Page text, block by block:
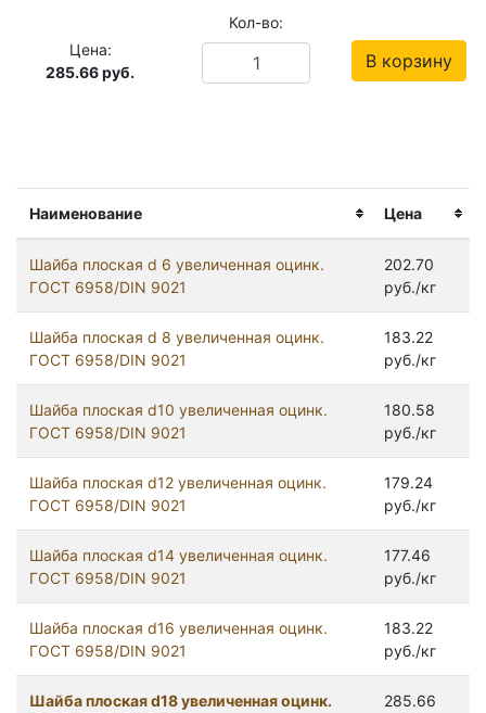
Наименование Цена
Шайба плоская d 6 увеличенная оцинк.
ГОСТ 6958/DIN 9021
202.70
руб./кг
Шайба плоская d 8 увеличенная оцинк.
ГОСТ 6958/DIN 9021
183.22
руб./кг
Шайба плоская d10 увеличенная оцинк.
ГОСТ 6958/DIN 9021
180.58
руб./кг
Шайба плоская d12 увеличенная оцинк.
ГОСТ 6958/DIN 9021
179.24
руб./кг
Шайба плоская d14 увеличенная оцинк.
ГОСТ 6958/DIN 9021
177.46
руб./кг
Шайба плоская d16 увеличенная оцинк.
ГОСТ 6958/DIN 9021
183.22
руб./кг
Шайба плоская d18 увеличенная оцинк.
285.66
Цена:
285.66руб.
Кол-во:
В корзину